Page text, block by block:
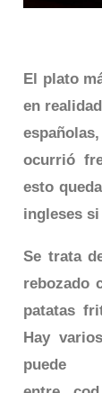
El plato
en
ocurrió
esto
ingleses
Se trata
rebozado
patatas
Hay